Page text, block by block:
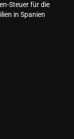
Steuer für die
in Spanien